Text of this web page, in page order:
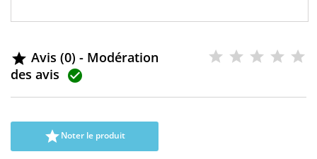
 Avis (0) - Modération
des avis 
Noter le produit